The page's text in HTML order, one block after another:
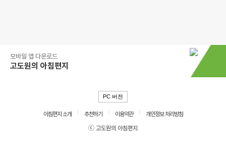
모바일 앱 다운로드
고도원의 아침편지
PC 버전
아침편지 소개 추천하기 이용약관
개인정보 처리방침
ⓒ 고도원의 아침편지